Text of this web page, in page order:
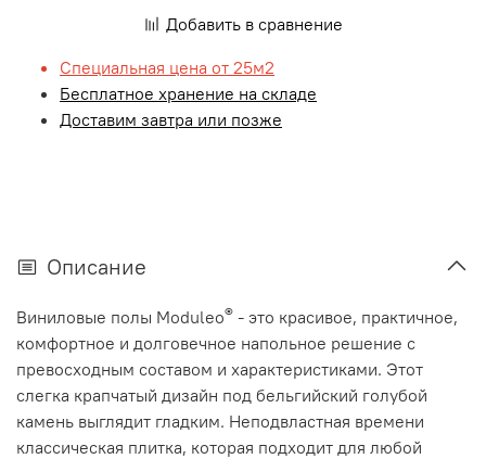
Добавить в сравнение
Специальная цена от 25м2
Бесплатное хранение на складе
Доставим завтра или позже
Описание
Виниловые полы Moduleo® - это красивое, практичное,
комфортное и долговечное напольное решение с
превосходным составом и характеристиками. Этот
слегка крапчатый дизайн под бельгийский голубой
камень выглядит гладким. Неподвластная времени
классическая плитка, которая подходит для любой